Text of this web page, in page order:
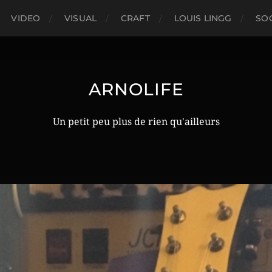
VIDEO VISUAL CRAFT LOUIS LINGG
ARNOLIFE
Un petit peu plus de rien qu'ailleurs